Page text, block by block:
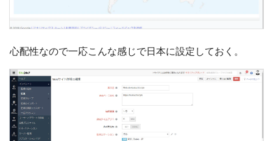
心配性なので一応こんな感じで日本に設定しておく。